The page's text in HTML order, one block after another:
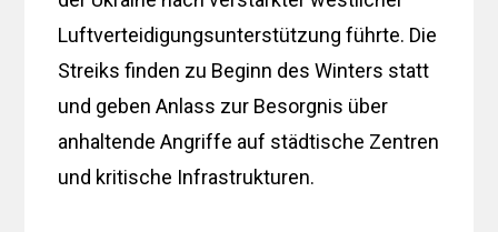
Luftverteidigungsunterstützung führte. Die
Streiks finden zu Beginn des Winters statt
und geben Anlass zur Besorgnis über
anhaltende Angriffe auf städtische Zentren
und kritische Infrastrukturen.